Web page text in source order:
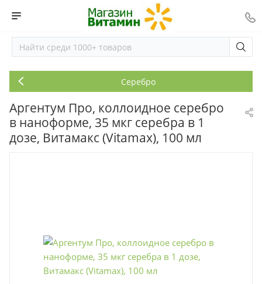
Серебро
Аргентум Про, коллоидное серебро
в наноформе, 35 мкг серебра в 1
дозе, Витамакс (Vitamax), 100 мл